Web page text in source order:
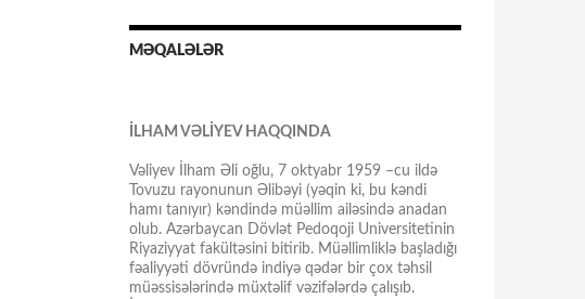
MƏQALƏLƏR
İLHAM VƏLİYEV HAQQINDA
Vəliyev İlham Əli oğlu, 7 oktyabr 1959 –cu ildə
Tovuzu rayonunun Əlibəyi (yəqin ki, bu kəndi
hamı tanıyır) kəndində müəllim ailəsində anadan
olub. Azərbaycan Dövlət Pedoqoji Universitetinin
Riyaziyyat fakültəsini bitirib. Müəllimliklə başladığı
fəaliyyəti dövründə indiyə qədər bir çox təhsil
müəssisələrində müxtəlif vəzifələrdə çalışıb.